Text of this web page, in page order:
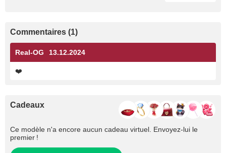
Commentaires (1)
Real-OG 13.12.2024
❤️
Cadeaux
Ce modèle n'a encore aucun cadeau virtuel. Envoyez-lui le
premier !